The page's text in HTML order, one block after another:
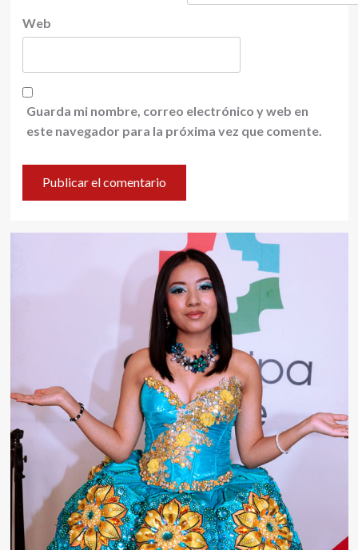
Web
Guarda mi nombre, correo electrónico y web en
este navegador para la próxima vez que comente.